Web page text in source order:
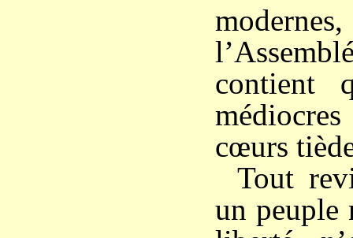
contient
cœurs
Tout
un peuple